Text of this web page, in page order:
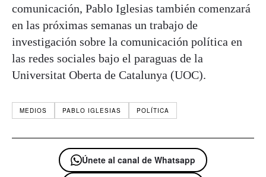
comunicación, Pablo Iglesias también comenzará
en las próximas semanas un trabajo de
investigación sobre la comunicación política en
las redes sociales bajo el paraguas de la
Universitat Oberta de Catalunya (UOC).
MEDIOS PABLO IGLESIAS POLÍTICA
Únete al canal de Whatsapp